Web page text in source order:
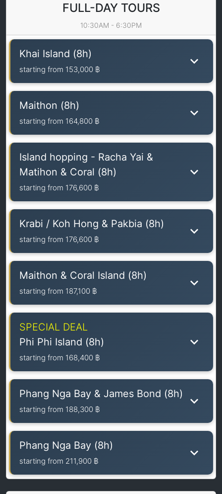
FULL-DAY TOURS
10:30AM - 6:30PM
Khai Island (8h)
starting from 153,000 ฿
Maithon (8h)
starting from 164,800 ฿
Island hopping - Racha Yai &
Matihon & Coral (8h)
starting from 176,600 ฿
Krabi / Koh Hong & Pakbia (8h)
starting from 176,600 ฿
Maithon & Coral Island (8h)
starting from 187,100 ฿
SPECIAL DEAL
Phi Phi Island (8h)
starting from 168,400 ฿
Phang Nga Bay & James Bond (8h)
starting from 188,300 ฿
Phang Nga Bay (8h)
starting from 211,900 ฿